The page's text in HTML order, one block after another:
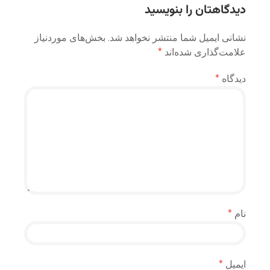
دیدگاهتان را بنویسید
نشانی ایمیل شما منتشر نخواهد شد. بخش‌های موردنیاز
علامت‌گذاری شده‌اند *
دیدگاه *
نام *
ایمیل *